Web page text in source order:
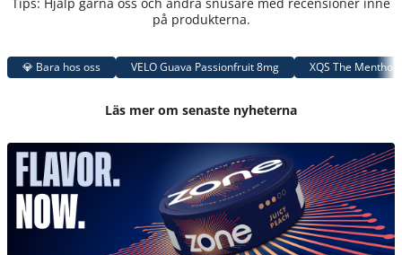
på produkterna.
💎 Bara hos oss VELO Guava Passionfruit 8mg XQS The Menthol
Läs mer om senaste nyheterna